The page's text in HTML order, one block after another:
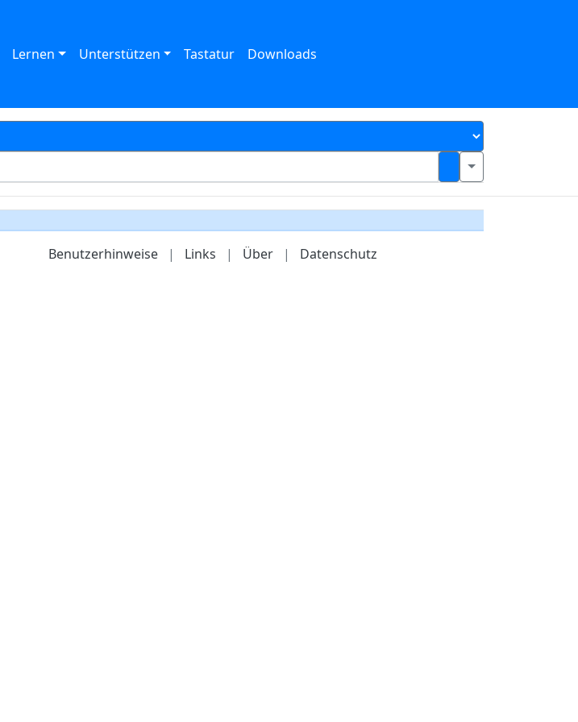
Lernen Unterstützen Tastatur Downloads
Benutzerhinweise | Links | Über | Datenschutz